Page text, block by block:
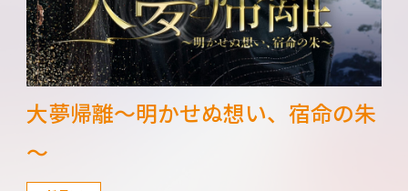
大夢帰離～明かせぬ想い、宿命の朱
～